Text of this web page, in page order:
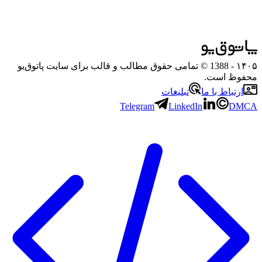
۱۴۰۵
- 1388 © تمامی حقوق مطالب و قالب برای سایت پاتوق‌یو
محفوظ است.
ارتباط با ما
تبلیغات
Telegram
LinkedIn DMCA